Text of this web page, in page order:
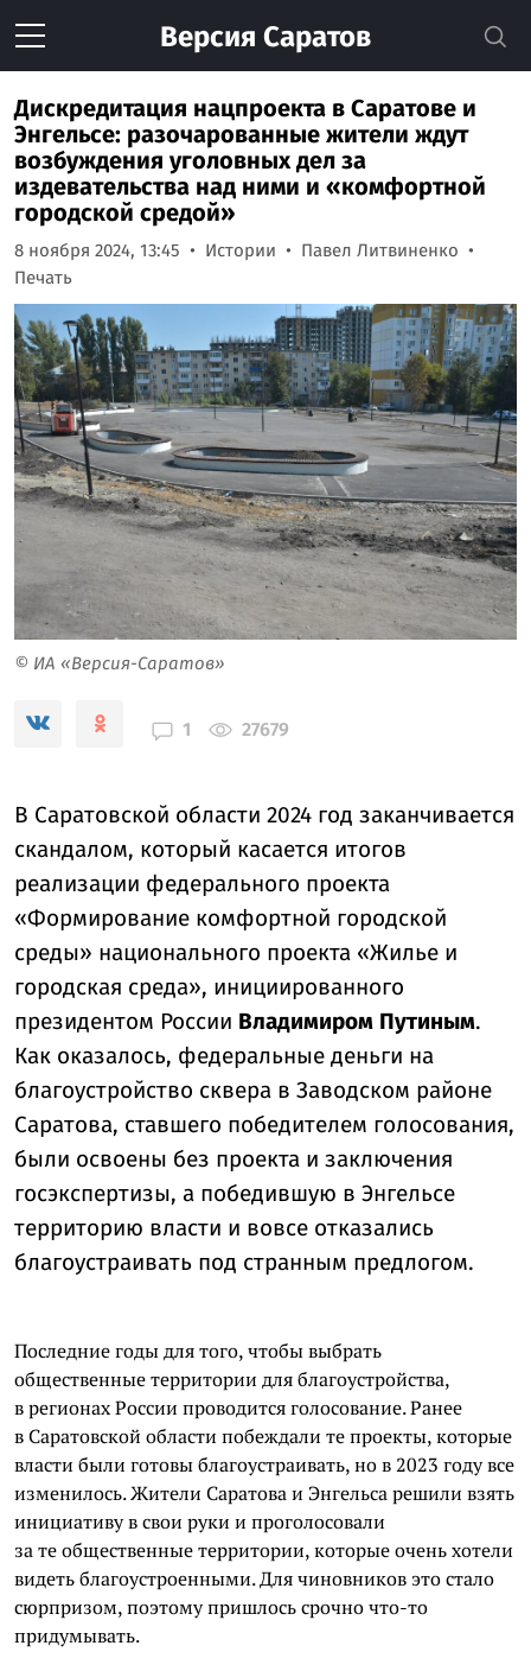
Версия Саратов
Дискредитация нацпроекта в Саратове и
Энгельсе: разочарованные жители ждут
возбуждения уголовных дел за
издевательства над ними и «комфортной
городской средой»
8 ноября 2024, 13:45 Истории
Павел Литвиненко
Печать
© ИА «Версия-Саратов»
1 27679
В Саратовской области 2024 год заканчивается
скандалом, который касается итогов
реализации федерального проекта
«Формирование комфортной городской
среды» национального проекта «Жилье и
городская среда», инициированного
президентом России Владимиром Путиным.
Как оказалось, федеральные деньги на
благоустройство сквера в Заводском районе
Саратова, ставшего победителем голосования,
были освоены без проекта и заключения
госэкспертизы, а победившую в Энгельсе
территорию власти и вовсе отказались
благоустраивать под странным предлогом.
Последние годы для того, чтобы выбрать
общественные территории для благоустройства,
в регионах России проводится голосование. Ранее
в Саратовской области побеждали те проекты, которые
власти были готовы благоустраивать, но в 2023 году все
изменилось. Жители Саратова и Энгельса решили взять
инициативу в свои руки и проголосовали
за те общественные территории, которые очень хотели
видеть благоустроенными. Для чиновников это стало
сюрпризом, поэтому пришлось срочно что-то
придумывать.